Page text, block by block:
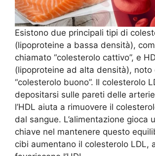
Esistono due principali tipi di
(lipoproteine a bassa densità),
chiamato “colesterolo cattivo”, e
(lipoproteine ad alta densità), noto
“colesterolo buono”. Il colesterolo
depositarsi sulle pareti delle
l’HDL aiuta a rimuovere il
dal sangue. L’alimentazione gioca
chiave nel mantenere questo
cibi aumentano il colesterolo LDL,